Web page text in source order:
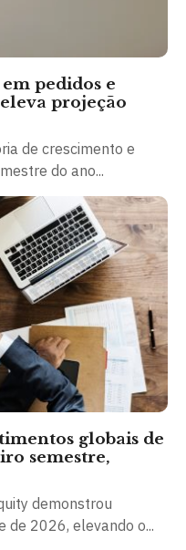
pedidos e
projeção
de crescimento e
do ano...
globais de
semestre,
demonstrou
de 2026, elevando o...